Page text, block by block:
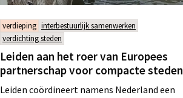
verdieping interbestuurlijk samenwerken
verdichting steden
Leiden aan het roer van Europees
partnerschap voor compacte steden
Leiden coördineert namens Nederland een